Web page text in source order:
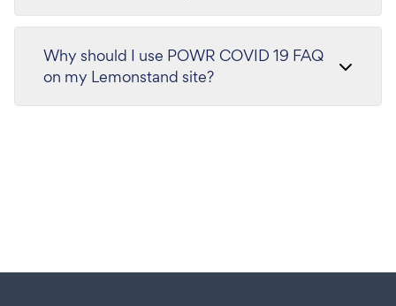
Why should I use POWR COVID 19 FAQ
on my Lemonstand site?